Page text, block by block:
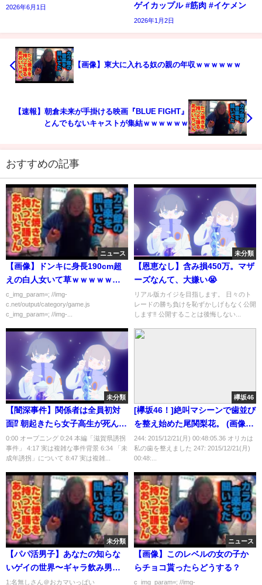
2026年6月1日
ゲイカップル #筋肉 #イケメン
2026年1月2日
【画像】東大に入れる奴の親の年収ｗｗｗｗｗｗ
【速報】朝倉未来が手掛ける映画『BLUE FIGHT』
とんでもないキャストが集結ｗｗｗｗｗｗ
おすすめの記事
ニュース
【画像】ドンキに身長190cm超
えの白人女いて草ｗｗｗｗｗｗ
ｗｗ
c_img_param=; //img-
c.net/output/category/game.js
c_img_param=; //img-...
未分類
【恩恵なし】含み損450万。マザ
ーズなんて、大嫌い😭
リアル版カイジを目指します。 日々のト
レードの勝ち負けを恥ずかしげもなく公開
します‼️ 公開することは後悔しない...
未分類
【闇深事件】関係者は全員初対
面⁉︎ 朝起きたら女子高生が死んで
いた【かなえ先生/親方太郎】
0:00 オープニング 0:24 本編「滋賀県誘拐
事件」 4:17 実は複雑な事件背景 6:34 「未
成年誘拐」について 8:47 実は複雑...
欅坂46
[欅坂46！]絶叫マシーンで歯並び
を整え始めた尾関梨花。 (画像あ
り)
244: 2015/12/21(月) 00:48:05.36 オリカは
私の歯を整えました 247: 2015/12/21(月)
00:48:...
未分類
【パパ活男子】あなたの知らな
いゲイの世界〜ギャラ飲み男子
編〜【業界の裏側】
1:名無しさん＠おカマいっぱい
ニュース
【画像】このレベルの女の子か
らチョコ貰ったらどうする？
c_img_param=; //img-